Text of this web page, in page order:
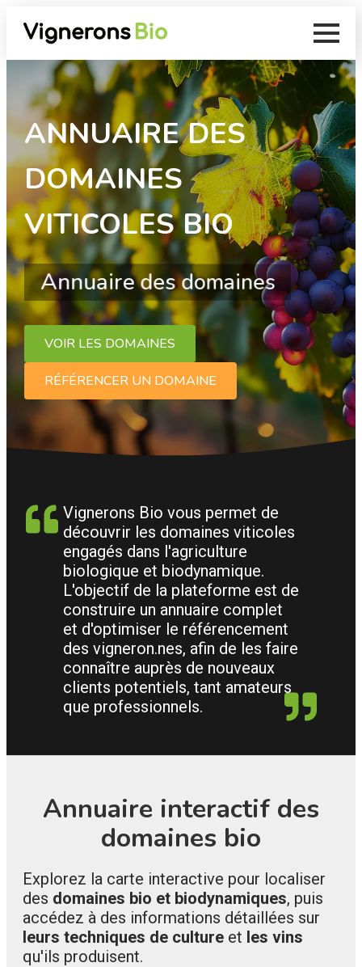
ANNUAIRE DES
DOMAINES
VITICOLES BIO
Annuaire des domaines
VOIR LES DOMAINES
RÉFÉRENCER UN DOMAINE
Vignerons Bio vous permet de
découvrir les domaines viticoles
engagés dans l'agriculture
biologique et biodynamique.
L'objectif de la plateforme est de
construire un annuaire complet
et d'optimiser le référencement
des vigneron.nes, afin de les faire
connaître auprès de nouveaux
clients potentiels, tant amateurs
que professionnels.
Annuaire interactif des
domaines bio
Explorez la carte interactive pour localiser
des domaines bio et biodynamiques, puis
accédez à des informations détaillées sur
leurs techniques de culture et les vins
qu'ils produisent.